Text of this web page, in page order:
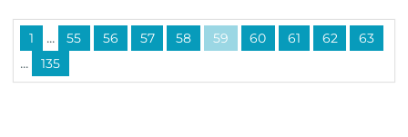
1 ... 55 56 57 58 59 60 61 62 63
... 135